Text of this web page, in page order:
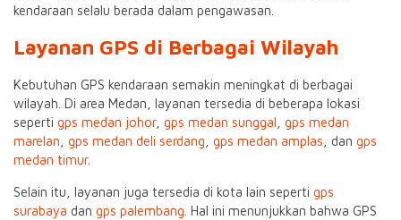
kendaraan selalu berada dalam pengawasan.
Layanan GPS di Berbagai Wilayah
Kebutuhan GPS kendaraan semakin meningkat di berbagai
wilayah. Di area Medan, layanan tersedia di beberapa lokasi
seperti gps medan johor, gps medan sunggal gps medan
marelan gps medan deli serdang gps medan amplas , dan gps
medan timur.
Selain itu, layanan juga tersedia di kota lain seperti gps
surabaya dan gps palembang . Hal ini menunjukkan bahwa GPS